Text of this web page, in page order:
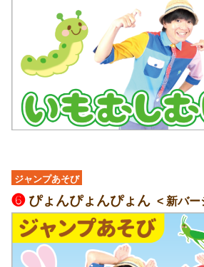
ジャンプあそび
❻ ぴょんぴょんぴょん < 新バー